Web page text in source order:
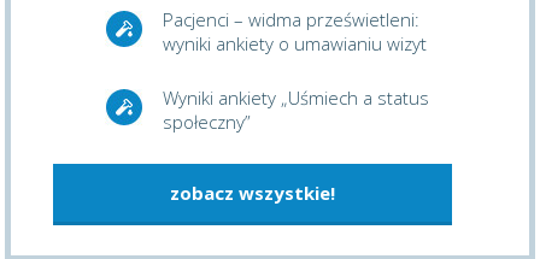
Pacjenci – widma prześwietleni:
wyniki ankiety o umawianiu wizyt
Wyniki ankiety „Uśmiech a status
społeczny”
zobacz wszystkie!